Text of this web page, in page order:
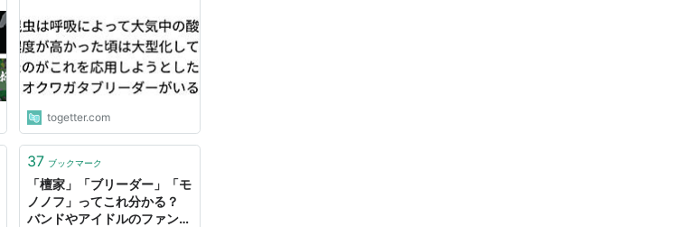
ーダーがいる
togetter.com
37 ブックマーク
「檀家」「ブリーダー」「モ
ノノフ」ってこれ分かる？
バンドやアイドルのファンの